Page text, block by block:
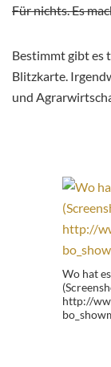
Für nichts. Es
Bestimmt gibt es
Blitzkarte.
und
Wo hat
http://